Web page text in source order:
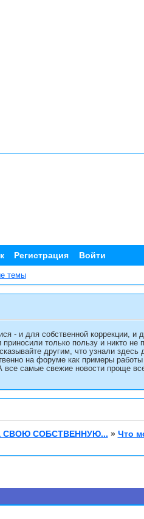
Регистрация Войти
темы
и для собственной коррекции, и
только пользу и никто
другим, что узнали
на форуме как примеры
самые свежие новости проще
СВОЮ СОБСТВЕННУЮ... » Что